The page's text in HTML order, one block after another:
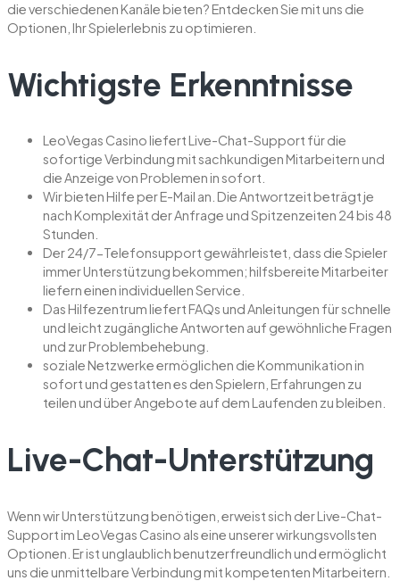
die verschiedenen Kanäle bieten? Entdecken Sie mit uns die
Optionen, Ihr Spielerlebnis zu optimieren.
Wichtigste Erkenntnisse
LeoVegas Casino liefert Live-Chat-Support für die
sofortige Verbindung mit sachkundigen Mitarbeitern und
die Anzeige von Problemen in sofort.
Wir bieten Hilfe per E-Mail an. Die Antwortzeit beträgt je
nach Komplexität der Anfrage und Spitzenzeiten 24 bis 48
Stunden.
Der 24/7-Telefonsupport gewährleistet, dass die Spieler
immer Unterstützung bekommen; hilfsbereite Mitarbeiter
liefern einen individuellen Service.
Das Hilfezentrum liefert FAQs und Anleitungen für schnelle
und leicht zugängliche Antworten auf gewöhnliche Fragen
und zur Problembehebung.
soziale Netzwerke ermöglichen die Kommunikation in
sofort und gestatten es den Spielern, Erfahrungen zu
teilen und über Angebote auf dem Laufenden zu bleiben.
Live-Chat-Unterstützung
Wenn wir Unterstützung benötigen, erweist sich der Live-Chat-
Support im LeoVegas Casino als eine unserer wirkungsvollsten
Optionen. Er ist unglaublich benutzerfreundlich und ermöglicht
uns die unmittelbare Verbindung mit kompetenten Mitarbeitern.